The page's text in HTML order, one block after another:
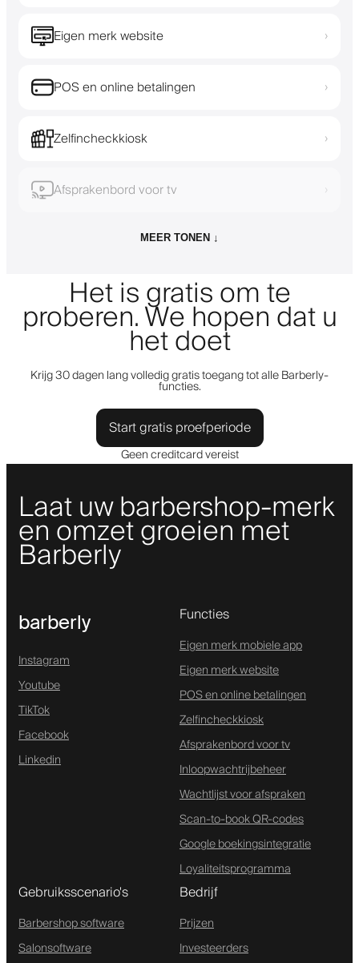
Eigen merk website ›
POS en online betalingen ›
Zelfincheckkiosk ›
Afsprakenbord voor tv ›
MEER TONEN ↓
Het is gratis om te
proberen. We hopen dat u
het doet
Krijg 30 dagen lang volledig gratis toegang tot alle Barberly-
functies.
Start gratis proefperiode
Geen creditcard vereist
Laat uw barbershop-merk
en omzet groeien met
Barberly
barberly
Instagram
Youtube
TikTok
Facebook
Linkedin
Functies
Eigen merk mobiele app
Eigen merk website
POS en online betalingen
Zelfincheckkiosk
Afsprakenbord voor tv
Inloopwachtrijbeheer
Wachtlijst voor afspraken
Scan-to-book QR-codes
Google boekingsintegratie
Loyaliteitsprogramma
Gebruiksscenario's
Barbershop software
Salonsoftware
Bedrijf
Prijzen
Investeerders